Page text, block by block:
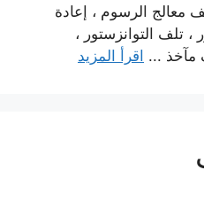
معالج الرسوم ، إعادة
تلف التوانزستور ،
مآخذ ... اقرأ المزيد